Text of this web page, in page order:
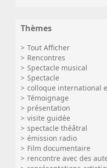
Thèmes
Tout Afficher
Rencontres
Spectacle musical
Spectacle
colloque international
Témoignage
présentation
visite guidée
spectacle théâtral
émission radio
Film documentaire
rencontre avec des